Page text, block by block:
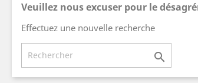
Veuillez nous excuser pour le
Effectuez une nouvelle recherche
